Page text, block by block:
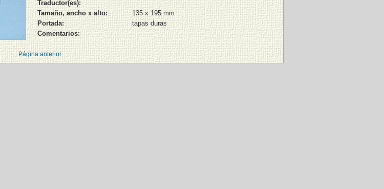
Traductor(es):
Tamaño, ancho x alto:
135 x 195 mm
Portada:
tapas duras
Comentarios:
Página anterior